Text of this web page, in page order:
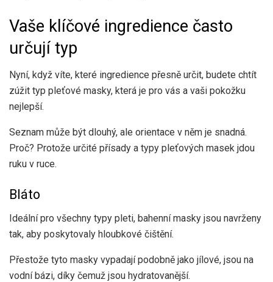
Vaše klíčové ingredience často
určují typ
Nyní, když víte, které ingredience přesně určit, budete chtít
zúžit typ pleťové masky, která je pro vás a vaši pokožku
nejlepší.
Seznam může být dlouhý, ale orientace v něm je snadná.
Proč? Protože určité přísady a typy pleťových masek jdou
ruku v ruce.
Bláto
Ideální pro všechny typy pleti, bahenní masky jsou navrženy
tak, aby poskytovaly hloubkové čištění.
Přestože tyto masky vypadají podobně jako jílové, jsou na
vodní bázi, díky čemuž jsou hydratovanější.